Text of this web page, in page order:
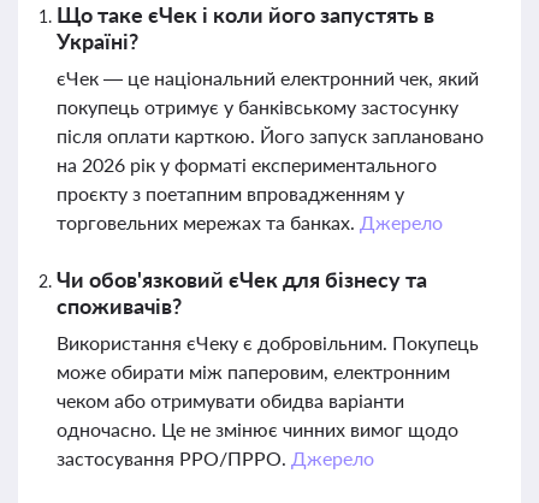
Що таке єЧек і коли його запустять в
Україні?
єЧек — це національний електронний чек, який
покупець отримує у банківському застосунку
після оплати карткою. Його запуск заплановано
на 2026 рік у форматі експериментального
проєкту з поетапним впровадженням у
торговельних мережах та банках. Джерело
Чи обов'язковий єЧек для бізнесу та
споживачів?
Використання єЧеку є добровільним. Покупець
може обирати між паперовим, електронним
чеком або отримувати обидва варіанти
одночасно. Це не змінює чинних вимог щодо
застосування РРО/ПРРО. Джерело